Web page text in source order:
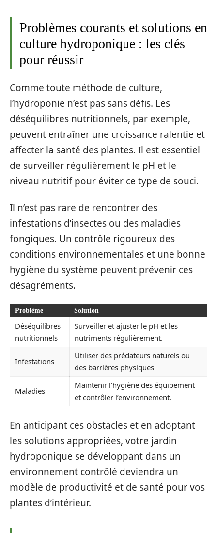
Problèmes courants et solutions en
culture hydroponique : les clés
pour réussir
Comme toute méthode de culture,
l’hydroponie n’est pas sans défis. Les
déséquilibres nutritionnels, par exemple,
peuvent entraîner une croissance ralentie et
affecter la santé des plantes. Il est essentiel
de surveiller régulièrement le pH et le
niveau nutritif pour éviter ce type de souci.
Il n’est pas rare de rencontrer des
infestations d’insectes ou des maladies
fongiques. Un contrôle rigoureux des
conditions environnementales et une bonne
hygiène du système peuvent prévenir ces
désagréments.
Problème Solution
Déséquilibres
nutritionnels
Surveiller et ajuster le pH et les
nutriments régulièrement.
Infestations
Utiliser des prédateurs naturels ou
des barrières physiques.
Maladies
Maintenir l’hygiène des équipement
et contrôler l’environnement.
En anticipant ces obstacles et en adoptant
les solutions appropriées, votre jardin
hydroponique se développant dans un
environnement contrôlé deviendra un
modèle de productivité et de santé pour vos
plantes d’intérieur.